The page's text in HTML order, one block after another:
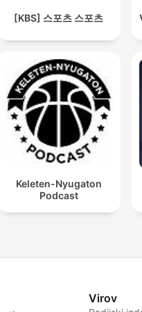
[KBS] 스포츠 스포츠
Keleten-Nyugaton
Podcast
Virov